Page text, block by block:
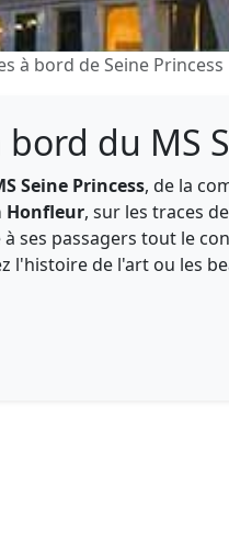
à bord de Seine Princess
du MS
Seine Princess, de la
Honfleur, sur les traces
ses passagers tout le
l'histoire de l'art ou les